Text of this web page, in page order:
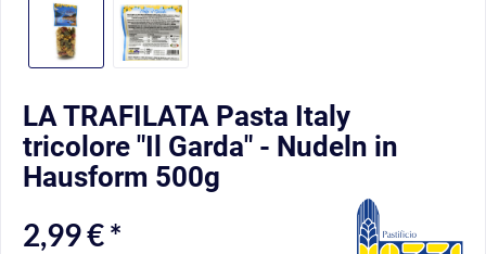
LA TRAFILATA Pasta Italy
tricolore "Il Garda" - Nudeln in
Hausform 500g
2,99 € *